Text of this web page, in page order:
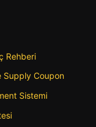
Rehberi
Supply Coupon
Sistemi